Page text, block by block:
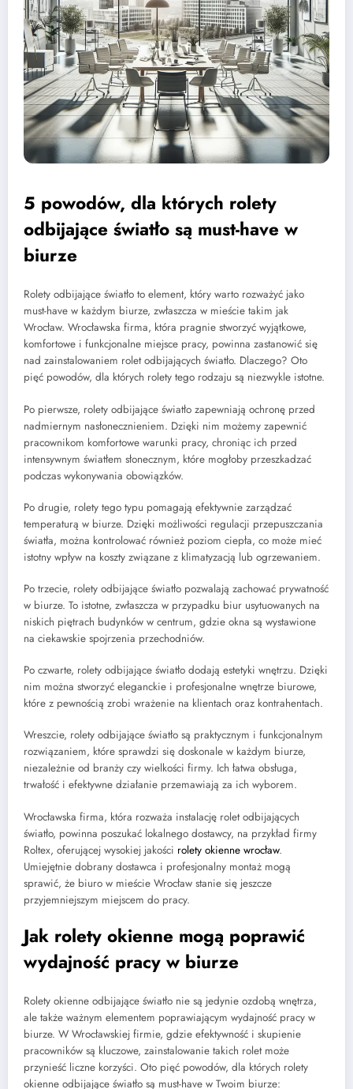
5 powodów, dla których rolety
odbijające światło są must-have w
biurze
Rolety odbijające światło to element, który warto rozważyć jako
must-have w każdym biurze, zwłaszcza w mieście takim jak
Wrocław. Wrocławska firma, która pragnie stworzyć wyjątkowe,
komfortowe i funkcjonalne miejsce pracy, powinna zastanowić się
nad zainstalowaniem rolet odbijających światło. Dlaczego? Oto
pięć powodów, dla których rolety tego rodzaju są niezwykle istotne.
Po pierwsze, rolety odbijające światło zapewniają ochronę przed
nadmiernym nasłonecznieniem. Dzięki nim możemy zapewnić
pracownikom komfortowe warunki pracy, chroniąc ich przed
intensywnym światłem słonecznym, które mogłoby przeszkadzać
podczas wykonywania obowiązków.
Po drugie, rolety tego typu pomagają efektywnie zarządzać
temperaturą w biurze. Dzięki możliwości regulacji przepuszczania
światła, można kontrolować również poziom ciepła, co może mieć
istotny wpływ na koszty związane z klimatyzacją lub ogrzewaniem.
Po trzecie, rolety odbijające światło pozwalają zachować prywatność
w biurze. To istotne, zwłaszcza w przypadku biur usytuowanych na
niskich piętrach budynków w centrum, gdzie okna są wystawione
na ciekawskie spojrzenia przechodniów.
Po czwarte, rolety odbijające światło dodają estetyki wnętrzu. Dzięki
nim można stworzyć eleganckie i profesjonalne wnętrze biurowe,
które z pewnością zrobi wrażenie na klientach oraz kontrahentach.
Wreszcie, rolety odbijające światło są praktycznym i funkcjonalnym
rozwiązaniem, które sprawdzi się doskonale w każdym biurze,
niezależnie od branży czy wielkości firmy. Ich łatwa obsługa,
trwałość i efektywne działanie przemawiają za ich wyborem.
Wrocławska firma, która rozważa instalację rolet odbijających
światło, powinna poszukać lokalnego dostawcy, na przykład firmy
Roltex, oferującej wysokiej jakości rolety okienne wrocław.
Umiejętnie dobrany dostawca i profesjonalny montaż mogą
sprawić, że biuro w mieście Wrocław stanie się jeszcze
przyjemniejszym miejscem do pracy.
Jak rolety okienne mogą poprawić
wydajność pracy w biurze
Rolety okienne odbijające światło nie są jedynie ozdobą wnętrza,
ale także ważnym elementem poprawiającym wydajność pracy w
biurze. W Wrocławskiej firmie, gdzie efektywność i skupienie
pracowników są kluczowe, zainstalowanie takich rolet może
przynieść liczne korzyści. Oto pięć powodów, dla których rolety
okienne odbijające światło są must-have w Twoim biurze: